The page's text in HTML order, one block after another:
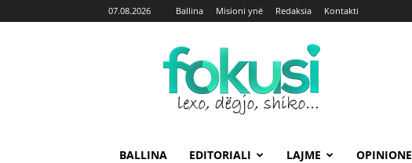
07.08.2026 Ballina Misioni ynë Redaksia Kontakti
Fokusi
BALLINA EDITORIALI LAJME OPINIONE